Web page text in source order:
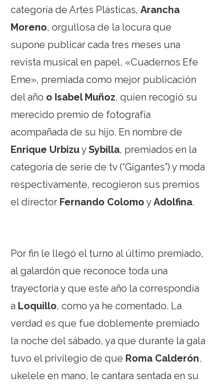
categoría de Artes Plásticas,Arancha
Moreno, orgullosa de la locura que
supone publicar cada tres meses una
revista musical en papel, «Cuadernos Efe
Eme», premiada como mejor publicación
del año o Isabel Muñoz, quien recogió su
merecido premio de fotografía
acompañada de su hijo. En nombre de
Enrique UrbizuySybilla, premiados en la
categoría de serie de tv (“Gigantes”) y moda
respectivamente, recogieron sus premios
el director Fernando Colomo yAdolfina.
Por fin le llegó el turno al último premiado,
al galardón que reconoce toda una
trayectoria y que este año la correspondía
a Loquillo, como ya he comentado. La
verdad es que fue doblemente premiado
la noche del sábado, ya que durante la gala
tuvo el privilegio de que Roma Calderón,
ukelele en mano, le cantara sentada en su